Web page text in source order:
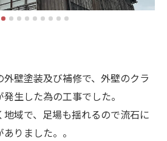
壁塗装及び補修で、外壁のクラ
生した為の工事でした。
地域で、足場も揺れるので流石に
りました。。